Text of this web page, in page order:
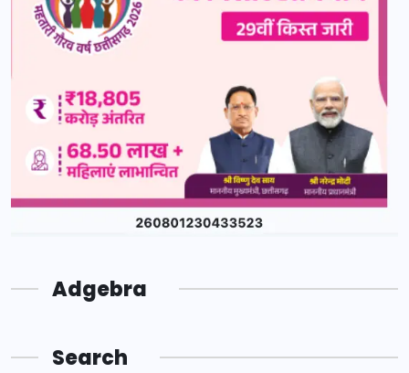
Adgebra
Search